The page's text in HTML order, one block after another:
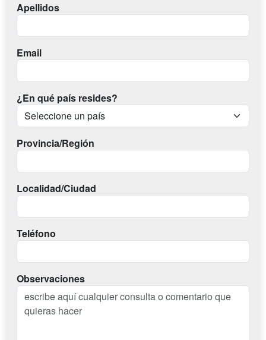
Apellidos
Email
¿En qué país resides?
Provincia/Región
Localidad/Ciudad
Teléfono
Observaciones